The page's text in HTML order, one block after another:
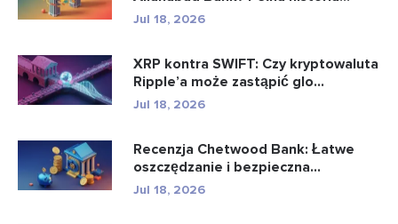
Jul 18, 2026
XRP kontra SWIFT: Czy kryptowaluta
Ripple’a może zastąpić glo...
Jul 18, 2026
Recenzja Chetwood Bank: Łatwe
oszczędzanie i bezpieczna
bankowo�...
Jul 18, 2026